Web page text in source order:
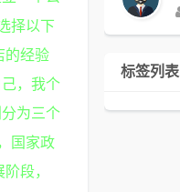
择以下
的经验
，我个
为三个
国家政
段，
标签列表